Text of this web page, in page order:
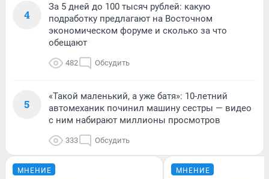
4
За 5 дней до 100 тысяч рублей: какую
подработку предлагают на Восточном
экономическом форуме и сколько за что
обещают
482 Обсудить
5
«Такой маленький, а уже батя»: 10-летний
автомеханик починил машину сестры — видео
с ним набирают миллионы просмотров
333 Обсудить
МНЕНИЕ МНЕНИЕ